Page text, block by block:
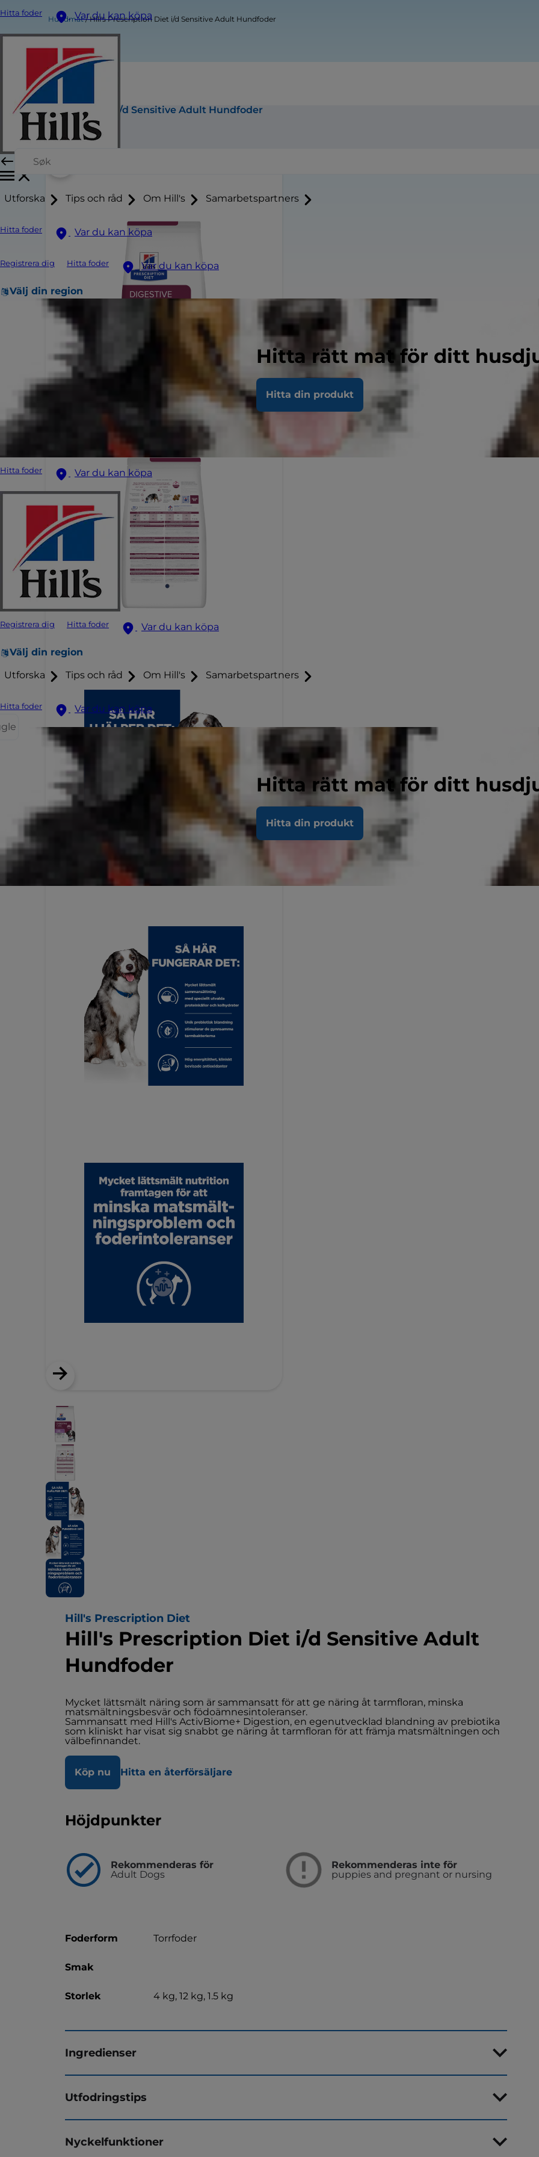
Hitta foder Var du kan köpa
Utforska Tips och råd Om Hill's Samarbetspartners
Hitta foder Var du kan köpa
Registrera dig Hitta foder Var du kan köpa
Välj din region
Hitta rätt mat för ditt
Hitta din produkt
Hitta foder Var du kan köpa
Registrera dig Hitta foder Var du kan köpa
Välj din region
Utforska Tips och råd Om Hill's Samarbetspartners
Hitta foder
Var du kan köpa
Hitta rätt mat för ditt
Hitta din produkt
Hundmat Hill's Prescription Diet i/d Sensitive Adult Hundfoder
Hill's Prescription Diet i/d Sensitive Adult Hundfoder
Hill's Prescription Diet
Hill's Prescription Diet i/d Sensitive Adult
Hundfoder
Mycket lättsmält näring som är sammansatt för att ge näring åt tarmfloran, minska
matsmältningsbesvär och födoämnesintoleranser.
Sammansatt med Hill's ActivBiome+ Digestion, en egenutvecklad blandning av prebiotika
som kliniskt har visat sig snabbt ge näring åt tarmfloran för att främja matsmältningen och
välbefinnandet.
Köp nu Hitta en återförsäljare
Höjdpunkter
Rekommenderas för
Adult Dogs
Rekommenderas inte för
puppies and pregnant or nursing
Foderform Torrfoder
Smak
Storlek 4 kg, 12 kg, 1.5 kg
Ingredienser
Utfodringstips
Nyckelfunktioner